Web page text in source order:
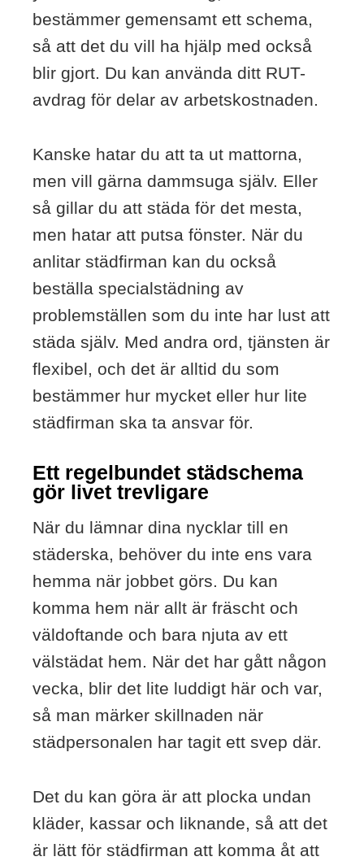
bestämmer gemensamt ett schema,
så att det du vill ha hjälp med också
blir gjort. Du kan använda ditt RUT-
avdrag för delar av arbetskostnaden.
Kanske hatar du att ta ut mattorna,
men vill gärna dammsuga själv. Eller
så gillar du att städa för det mesta,
men hatar att putsa fönster. När du
anlitar städfirman kan du också
beställa specialstädning av
problemställen som du inte har lust att
städa själv. Med andra ord, tjänsten är
flexibel, och det är alltid du som
bestämmer hur mycket eller hur lite
städfirman ska ta ansvar för.
Ett regelbundet städschema
gör livet trevligare
När du lämnar dina nycklar till en
städerska, behöver du inte ens vara
hemma när jobbet görs. Du kan
komma hem när allt är fräscht och
väldoftande och bara njuta av ett
välstädat hem. När det har gått någon
vecka, blir det lite luddigt här och var,
så man märker skillnaden när
städpersonalen har tagit ett svep där.
Det du kan göra är att plocka undan
kläder, kassar och liknande, så att det
är lätt för städfirman att komma åt att